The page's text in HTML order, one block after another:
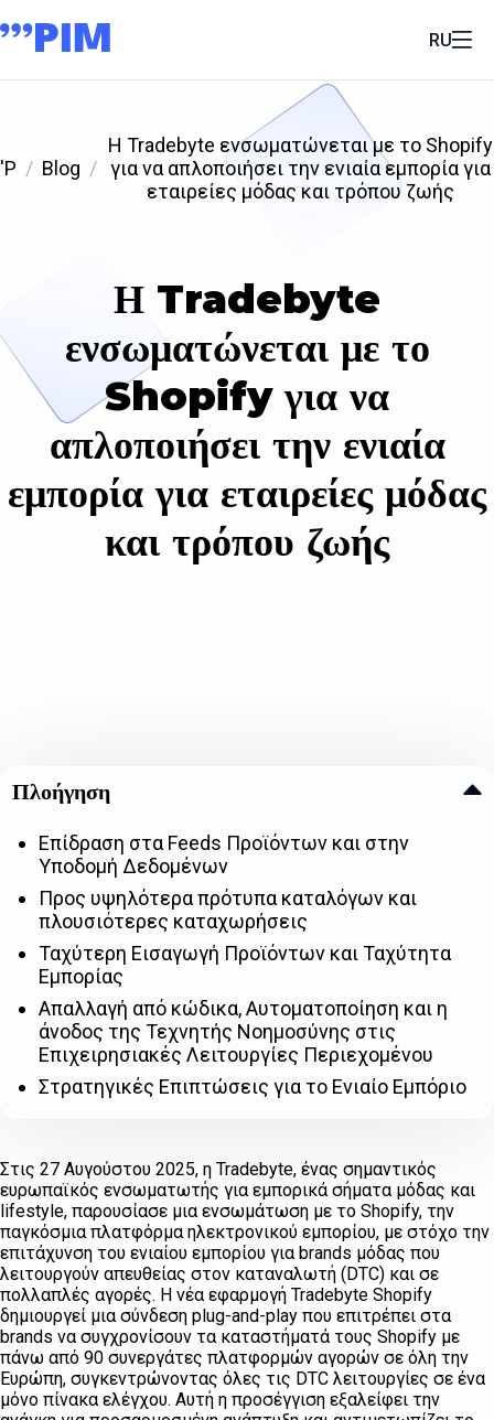
RU
'P Blog
Η Tradebyte ενσωματώνεται με το Shopify
για να απλοποιήσει την ενιαία εμπορία για
εταιρείες μόδας και τρόπου ζωής
Η Tradebyte
ενσωματώνεται με το
Shopify για να
απλοποιήσει την ενιαία
εμπορία για εταιρείες μόδας
και τρόπου ζωής
Στις 27 Αυγούστου 2025, η Tradebyte, ένας σημαντικός
ευρωπαϊκός ενσωματωτής για εμπορικά σήματα μόδας και
lifestyle, παρουσίασε μια ενσωμάτωση με το Shopify, την
παγκόσμια πλατφόρμα ηλεκτρονικού εμπορίου, με στόχο την
επιτάχυνση του ενιαίου εμπορίου για brands μόδας που
λειτουργούν απευθείας στον καταναλωτή (DTC) και σε
πολλαπλές αγορές. Η νέα εφαρμογή Tradebyte Shopify
δημιουργεί μια σύνδεση plug-and-play που επιτρέπει στα
brands να συγχρονίσουν τα καταστήματά τους Shopify με
πάνω από 90 συνεργάτες πλατφορμών αγορών σε όλη την
Ευρώπη, συγκεντρώνοντας όλες τις DTC λειτουργίες σε ένα
μόνο πίνακα ελέγχου. Αυτή η προσέγγιση εξαλείφει την
Πλοήγηση
Επίδραση στα Feeds Προϊόντων και στην
Υποδομή Δεδομένων
Προς υψηλότερα πρότυπα καταλόγων και
πλουσιότερες καταχωρήσεις
Ταχύτερη Εισαγωγή Προϊόντων και Ταχύτητα
Εμπορίας
Απαλλαγή από κώδικα, Αυτοματοποίηση και η
άνοδος της Τεχνητής Νοημοσύνης στις
Επιχειρησιακές Λειτουργίες Περιεχομένου
Στρατηγικές Επιπτώσεις για το Ενιαίο Εμπόριο